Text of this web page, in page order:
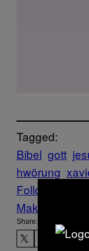
Tagged:
Bibel gott
hwörung
Follow Us On
Make Us
Share: